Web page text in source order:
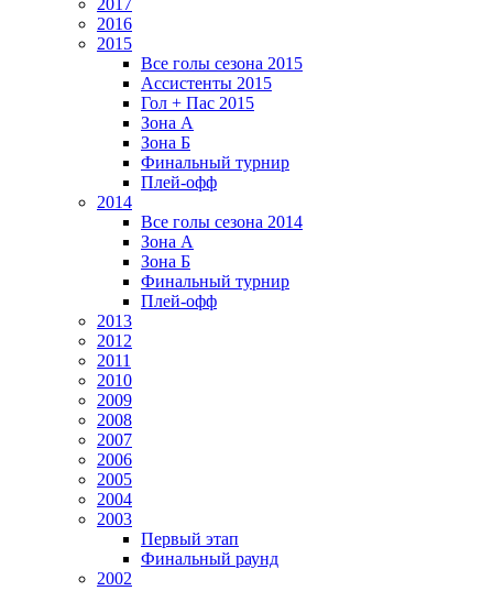
2017
2016
2015
Все голы сезона 2015
Ассистенты 2015
Гол + Пас 2015
Зона А
Зона Б
Финальный турнир
Плей-офф
2014
Все голы сезона 2014
Зона А
Зона Б
Финальный турнир
Плей-офф
2013
2012
2011
2010
2009
2008
2007
2006
2005
2004
2003
Первый этап
Финальный раунд
2002